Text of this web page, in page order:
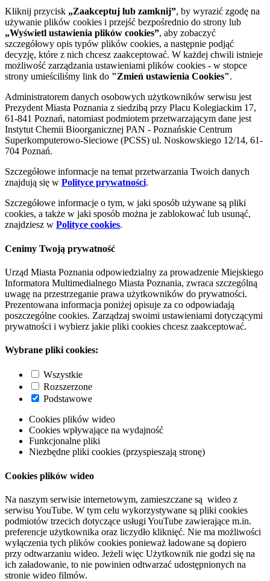
Kliknij przycisk „Zaakceptuj lub zamknij”, by wyrazić zgodę na
używanie plików cookies i przejść bezpośrednio do strony lub
„Wyświetl ustawienia plików cookies”, aby zobaczyć
szczegółowy opis typów plików cookies, a następnie podjąć
decyzję, które z nich chcesz zaakceptować. W każdej chwili istnieje
możliwość zarządzania ustawieniami plików cookies - w stopce
strony umieściliśmy link do "Zmień ustawienia Cookies".
Administratorem danych osobowych użytkowników serwisu jest
Prezydent Miasta Poznania z siedzibą przy Placu Kolegiackim 17,
61-841 Poznań, natomiast podmiotem przetwarzającym dane jest
Instytut Chemii Bioorganicznej PAN - Poznańskie Centrum
Superkomputerowo-Sieciowe (PCSS) ul. Noskowskiego 12/14, 61-
704 Poznań.
Szczegółowe informacje na temat przetwarzania Twoich danych
znajdują się w Polityce prywatności.
Szczegółowe informacje o tym, w jaki sposób używane są pliki
cookies, a także w jaki sposób można je zablokować lub usunąć,
znajdziesz w Polityce cookies.
Cenimy Twoją prywatność
Urząd Miasta Poznania odpowiedzialny za prowadzenie Miejskiego
Informatora Multimedialnego Miasta Poznania, zwraca szczególną
uwagę na przestrzeganie prawa użytkowników do prywatności.
Prezentowana informacja poniżej opisuje za co odpowiadają
poszczególne cookies. Zarządzaj swoimi ustawieniami dotyczącymi
prywatności i wybierz jakie pliki cookies chcesz zaakceptować.
Wybrane pliki cookies:
Wszystkie
Rozszerzone
Podstawowe
Cookies plików wideo
Cookies wpływające na wydajność
Funkcjonalne pliki
Niezbędne pliki cookies (przyspieszają stronę)
Cookies plików wideo
Na naszym serwisie internetowym, zamieszczane są wideo z
serwisu YouTube. W tym celu wykorzystywane są pliki cookies
podmiotów trzecich dotyczące usługi YouTube zawierające m.in.
preferencje użytkownika oraz liczydło kliknięć. Nie ma możliwości
wyłączenia tych plików cookies ponieważ ładowane są dopiero
przy odtwarzaniu wideo. Jeżeli więc Użytkownik nie godzi się na
ich załadowanie, to nie powinien odtwarzać udostępnionych na
stronie wideo filmów.